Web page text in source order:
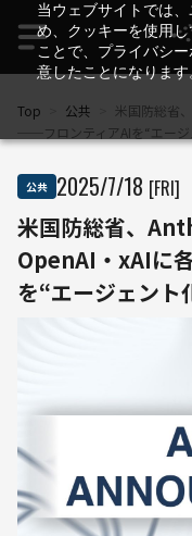
当ウェブサイトでは
め、クッキーを使用
ことで、プライバシ
意したことになります
Top 公共
米国防総省
──フロンティアAIを“エー
公共 2025/7/18 [FRI]
米国防総省、
OpenAI・xAIに
を“エージェント